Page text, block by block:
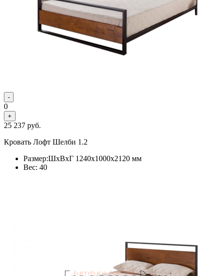
-
0
+
25 237 руб.
Кровать Лофт Шелби 1.2
Размер:ШхВхГ 1240x1000x2120 мм
Вес: 40